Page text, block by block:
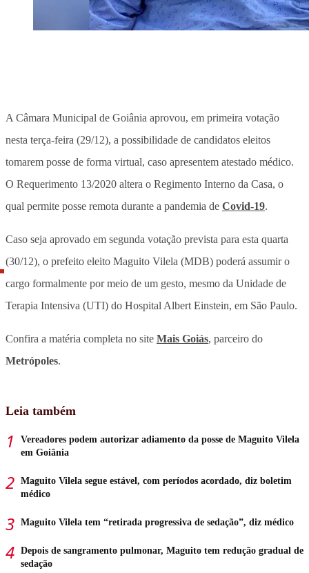
A Câmara Municipal de Goiânia aprovou, em primeira votação
nesta terça-feira (29/12), a possibilidade de candidatos eleitos
tomarem posse de forma virtual, caso apresentem atestado médico.
O Requerimento 13/2020 altera o Regimento Interno da Casa, o
qual permite posse remota durante a pandemia de Covid-19.
Caso seja aprovado em segunda votação prevista para esta quarta
(30/12), o prefeito eleito Maguito Vilela (MDB) poderá assumir o
cargo formalmente por meio de um gesto, mesmo da Unidade de
Terapia Intensiva (UTI) do Hospital Albert Einstein, em São Paulo.
Confira a matéria completa no site Mais Goiás, parceiro do
Metrópoles.
Leia também
Vereadores podem autorizar adiamento da posse de Maguito Vilela
em Goiânia
Maguito Vilela segue estável, com períodos acordado, diz boletim
médico
Maguito Vilela tem “retirada progressiva de sedação”, diz médico
Depois de sangramento pulmonar, Maguito tem redução gradual de
sedação